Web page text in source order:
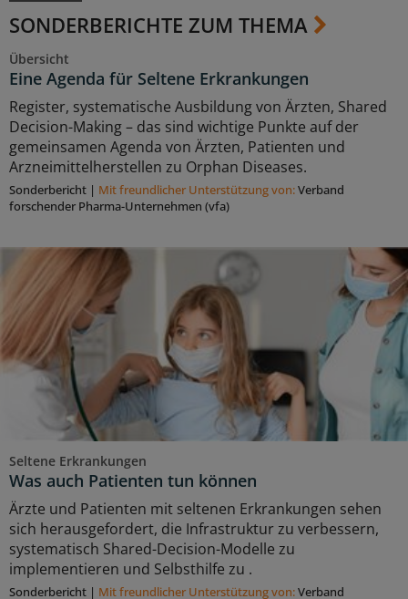
SONDERBERICHTE ZUM THEMA
Übersicht
Eine Agenda für Seltene Erkrankungen
Register, systematische Ausbildung von Ärzten, Shared
Decision-Making – das sind wichtige Punkte auf der
gemeinsamen Agenda von Ärzten, Patienten und
Arzneimittelherstellen zu Orphan Diseases.
Sonderbericht | Mit freundlicher Unterstützung von:Verband
forschender Pharma-Unternehmen (vfa)
Seltene Erkrankungen
Was auch Patienten tun können
Ärzte und Patienten mit seltenen Erkrankungen sehen
sich herausgefordert, die Infrastruktur zu verbessern,
systematisch Shared-Decision-Modelle zu
implementieren und Selbsthilfe zu .
Sonderbericht | Mit freundlicher Unterstützung von:Verband